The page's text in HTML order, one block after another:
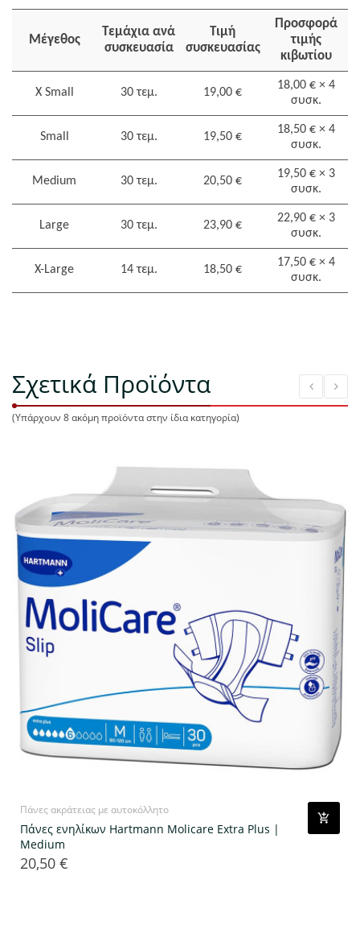
Μέγεθος
Τεμάχια ανά
συσκευασία
Τιμή
συσκευασίας
Προσφορά
τιμής
κιβωτίου
X Small 30 τεμ. 19,00 €
18,00 € × 4
συσκ.
Small 30 τεμ. 19,50 €
18,50 € × 4
συσκ.
Medium 30 τεμ. 20,50 €
19,50 € × 3
συσκ.
Large 30 τεμ. 23,90 €
22,90 € × 3
συσκ.
X-Large 14 τεμ. 18,50 €
17,50 € × 4
συσκ.
Σχετικά Προϊόντα
(Υπάρχουν 8 ακόμη προϊόντα στην ίδια κατηγορία)
Πάνες ακράτειας με αυτοκόλλητο
Πάνες ενηλίκων Hartmann Molicare Extra Plus |
Medium
Τιμή
20,50 €